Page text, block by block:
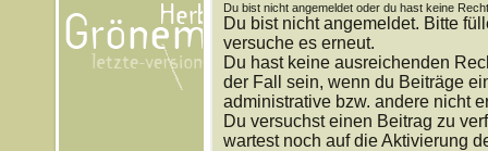
Du bist nicht angemeldet oder du hast keine
Du bist nicht angemeldet. Bitte
versuche es erneut.
Du hast keine ausreichenden
der Fall sein, wenn du Beiträge
administrative bzw. andere nicht
Du versuchst einen Beitrag zu
wartest noch auf die Aktivierung